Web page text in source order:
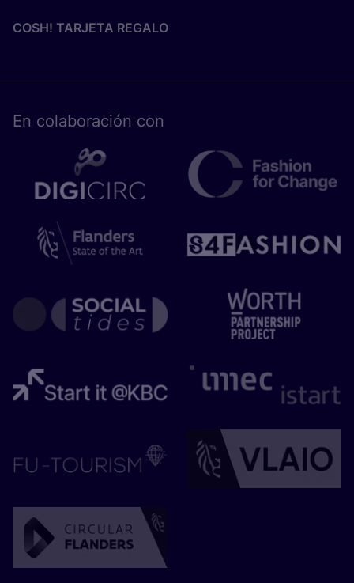
COSH! TARJETA REGALO
En cola­bo­ra­ción con